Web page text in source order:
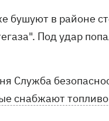
бушуют в районе
Под удар
Служба
снабжают